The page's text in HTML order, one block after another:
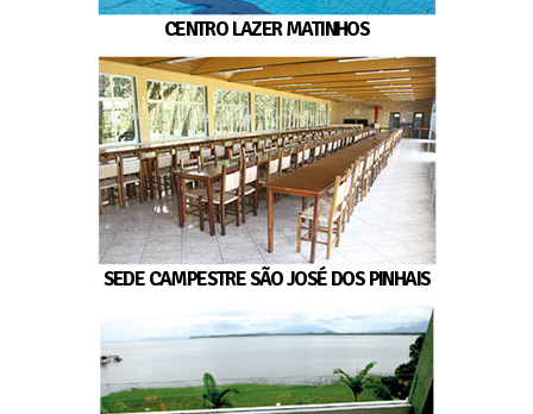
CENTRO LAZER MATINHOS
SEDE CAMPESTRE SÃO JOSÉ DOS PINHAIS